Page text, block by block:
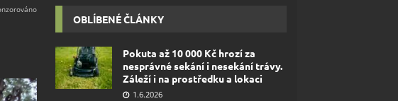
OBLÍBENÉ ČLÁNKY
Pokuta až 10 000 Kč hrozí za
nesprávné sekání i nesekání trávy.
Záleží i na prostředku a lokaci
1.6.2026